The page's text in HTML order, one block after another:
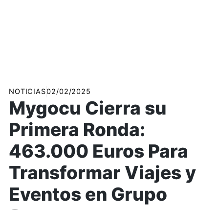
NOTICIAS02/02/2025
Mygocu Cierra su
Primera Ronda:
463.000 Euros Para
Transformar Viajes y
Eventos en Grupo